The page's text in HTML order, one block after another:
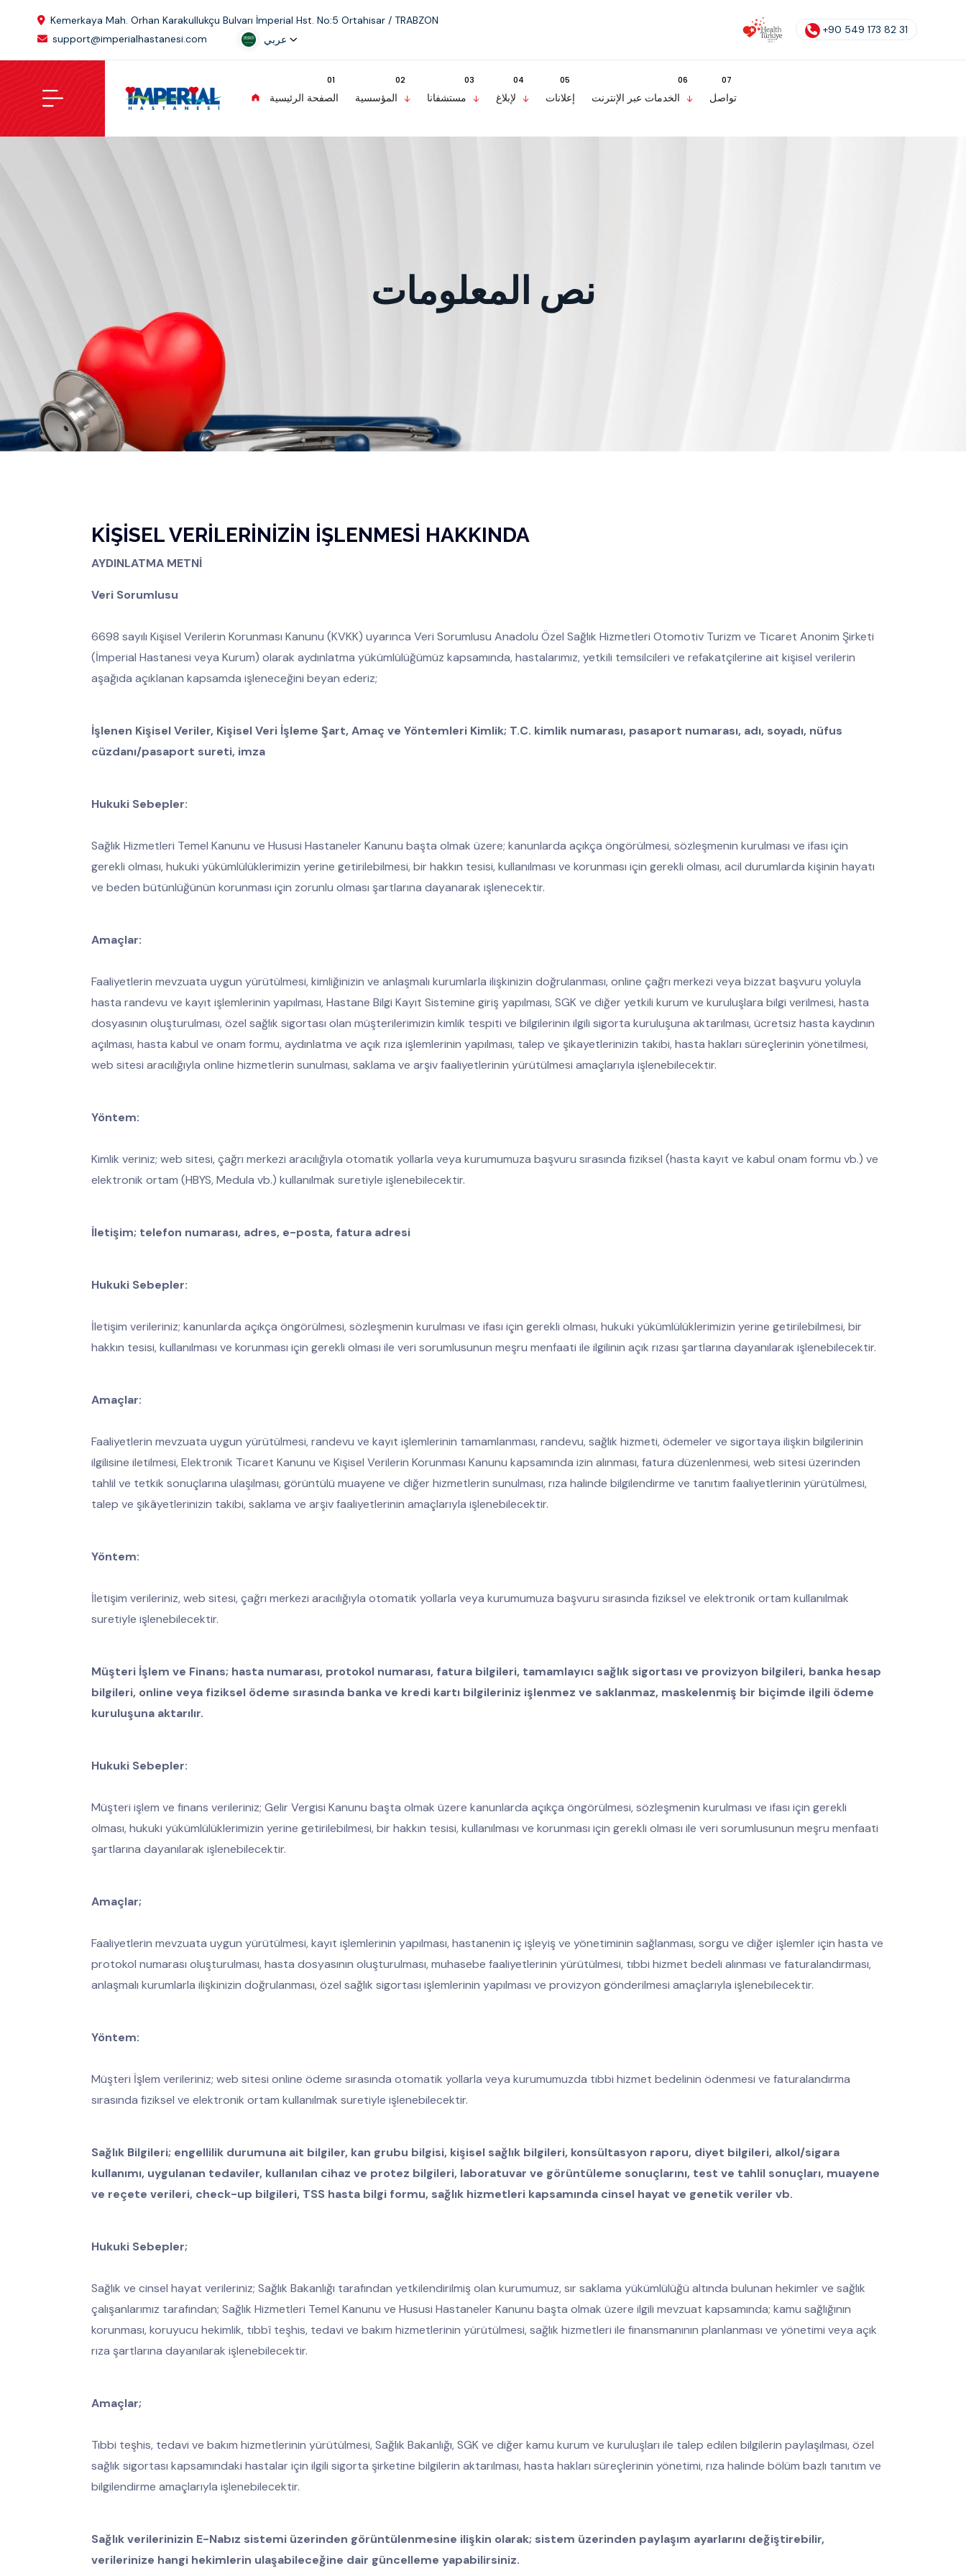
Kemerkaya Mah. Orhan Karakullukçu Bulvarı İmperial Hst. No:5 Ortahisar / TRABZON
support@imperialhastanesi.com
عربي
+90 549 173 82 31
الصفحة الرئيسية المؤسسية مستشفانا لإبلاغ إعلانات الخدمات عبر الإنترنت تواصل
نص المعلومات
KİŞİSEL VERİLERİNİZİN İŞLENMESİ HAKKINDA
AYDINLATMA METNİ
Veri Sorumlusu
6698 sayılı Kişisel Verilerin Korunması Kanunu (KVKK) uyarınca Veri Sorumlusu Anadolu Özel Sağlık Hizmetleri Otomotiv Turizm ve Ticaret Anonim Şirketi
(İmperial Hastanesi veya Kurum) olarak aydınlatma yükümlülüğümüz kapsamında, hastalarımız, yetkili temsilcileri ve refakatçilerine ait kişisel verilerin
aşağıda açıklanan kapsamda işleneceğini beyan ederiz;
İşlenen Kişisel Veriler, Kişisel Veri İşleme Şart, Amaç ve Yöntemleri Kimlik; T.C. kimlik numarası, pasaport numarası, adı, soyadı, nüfus
cüzdanı/pasaport sureti, imza
Hukuki Sebepler:
Sağlık Hizmetleri Temel Kanunu ve Hususi Hastaneler Kanunu başta olmak üzere; kanunlarda açıkça öngörülmesi, sözleşmenin kurulması ve ifası için
gerekli olması, hukuki yükümlülüklerimizin yerine getirilebilmesi, bir hakkın tesisi, kullanılması ve korunması için gerekli olması, acil durumlarda kişinin hayatı
ve beden bütünlüğünün korunması için zorunlu olması şartlarına dayanarak işlenecektir.
Amaçlar:
Faaliyetlerin mevzuata uygun yürütülmesi, kimliğinizin ve anlaşmalı kurumlarla ilişkinizin doğrulanması, online çağrı merkezi veya bizzat başvuru yoluyla
hasta randevu ve kayıt işlemlerinin yapılması, Hastane Bilgi Kayıt Sistemine giriş yapılması, SGK ve diğer yetkili kurum ve kuruluşlara bilgi verilmesi, hasta
dosyasının oluşturulması, özel sağlık sigortası olan müşterilerimizin kimlik tespiti ve bilgilerinin ilgili sigorta kuruluşuna aktarılması, ücretsiz hasta kaydının
açılması, hasta kabul ve onam formu, aydınlatma ve açık rıza işlemlerinin yapılması, talep ve şikayetlerinizin takibi, hasta hakları süreçlerinin yönetilmesi,
web sitesi aracılığıyla online hizmetlerin sunulması, saklama ve arşiv faaliyetlerinin yürütülmesi amaçlarıyla işlenebilecektir.
Yöntem:
Kimlik veriniz; web sitesi, çağrı merkezi aracılığıyla otomatik yollarla veya kurumumuza başvuru sırasında fiziksel (hasta kayıt ve kabul onam formu vb.) ve
elektronik ortam (HBYS, Medula vb.) kullanılmak suretiyle işlenebilecektir.
İletişim; telefon numarası, adres, e-posta, fatura adresi
Hukuki Sebepler:
İletişim verileriniz; kanunlarda açıkça öngörülmesi, sözleşmenin kurulması ve ifası için gerekli olması, hukuki yükümlülüklerimizin yerine getirilebilmesi, bir
hakkın tesisi, kullanılması ve korunması için gerekli olması ile veri sorumlusunun meşru menfaati ile ilgilinin açık rızası şartlarına dayanılarak işlenebilecektir.
Amaçlar:
Faaliyetlerin mevzuata uygun yürütülmesi, randevu ve kayıt işlemlerinin tamamlanması, randevu, sağlık hizmeti, ödemeler ve sigortaya ilişkin bilgilerinin
ilgilisine iletilmesi, Elektronik Ticaret Kanunu ve Kişisel Verilerin Korunması Kanunu kapsamında izin alınması, fatura düzenlenmesi, web sitesi üzerinden
tahlil ve tetkik sonuçlarına ulaşılması, görüntülü muayene ve diğer hizmetlerin sunulması, rıza halinde bilgilendirme ve tanıtım faaliyetlerinin yürütülmesi,
talep ve şikâyetlerinizin takibi, saklama ve arşiv faaliyetlerinin amaçlarıyla işlenebilecektir.
Yöntem:
İletişim verileriniz, web sitesi, çağrı merkezi aracılığıyla otomatik yollarla veya kurumumuza başvuru sırasında fiziksel ve elektronik ortam kullanılmak
suretiyle işlenebilecektir.
Müşteri İşlem ve Finans; hasta numarası, protokol numarası, fatura bilgileri, tamamlayıcı sağlık sigortası ve provizyon bilgileri, banka hesap
bilgileri, online veya fiziksel ödeme sırasında banka ve kredi kartı bilgileriniz işlenmez ve saklanmaz, maskelenmiş bir biçimde ilgili ödeme
kuruluşuna aktarılır.
Hukuki Sebepler:
Müşteri işlem ve finans verileriniz; Gelir Vergisi Kanunu başta olmak üzere kanunlarda açıkça öngörülmesi, sözleşmenin kurulması ve ifası için gerekli
olması, hukuki yükümlülüklerimizin yerine getirilebilmesi, bir hakkın tesisi, kullanılması ve korunması için gerekli olması ile veri sorumlusunun meşru menfaati
şartlarına dayanılarak işlenebilecektir.
Amaçlar;
Faaliyetlerin mevzuata uygun yürütülmesi, kayıt işlemlerinin yapılması, hastanenin iç işleyiş ve yönetiminin sağlanması, sorgu ve diğer işlemler için hasta ve
protokol numarası oluşturulması, hasta dosyasının oluşturulması, muhasebe faaliyetlerinin yürütülmesi, tıbbi hizmet bedeli alınması ve faturalandırması,
anlaşmalı kurumlarla ilişkinizin doğrulanması, özel sağlık sigortası işlemlerinin yapılması ve provizyon gönderilmesi amaçlarıyla işlenebilecektir.
Yöntem:
Müşteri İşlem verileriniz; web sitesi online ödeme sırasında otomatik yollarla veya kurumumuzda tıbbi hizmet bedelinin ödenmesi ve faturalandırma
sırasında fiziksel ve elektronik ortam kullanılmak suretiyle işlenebilecektir.
Sağlık Bilgileri; engellilik durumuna ait bilgiler, kan grubu bilgisi, kişisel sağlık bilgileri, konsültasyon raporu, diyet bilgileri, alkol/sigara
kullanımı, uygulanan tedaviler, kullanılan cihaz ve protez bilgileri, laboratuvar ve görüntüleme sonuçlarını, test ve tahlil sonuçları, muayene
ve reçete verileri, check-up bilgileri, TSS hasta bilgi formu, sağlık hizmetleri kapsamında cinsel hayat ve genetik veriler vb.
Hukuki Sebepler;
Sağlık ve cinsel hayat verileriniz; Sağlık Bakanlığı tarafından yetkilendirilmiş olan kurumumuz, sır saklama yükümlülüğü altında bulunan hekimler ve sağlık
çalışanlarımız tarafından; Sağlık Hizmetleri Temel Kanunu ve Hususi Hastaneler Kanunu başta olmak üzere ilgili mevzuat kapsamında; kamu sağlığının
korunması, koruyucu hekimlik, tıbbî teşhis, tedavi ve bakım hizmetlerinin yürütülmesi, sağlık hizmetleri ile finansmanının planlanması ve yönetimi veya açık
rıza şartlarına dayanılarak işlenebilecektir.
Amaçlar;
Tıbbi teşhis, tedavi ve bakım hizmetlerinin yürütülmesi, Sağlık Bakanlığı, SGK ve diğer kamu kurum ve kuruluşları ile talep edilen bilgilerin paylaşılması, özel
sağlık sigortası kapsamındaki hastalar için ilgili sigorta şirketine bilgilerin aktarılması, hasta hakları süreçlerinin yönetimi, rıza halinde bölüm bazlı tanıtım ve
bilgilendirme amaçlarıyla işlenebilecektir.
Sağlık verilerinizin E-Nabız sistemi üzerinden görüntülenmesine ilişkin olarak; sistem üzerinden paylaşım ayarlarını değiştirebilir,
verilerinize hangi hekimlerin ulaşabileceğine dair güncelleme yapabilirsiniz.